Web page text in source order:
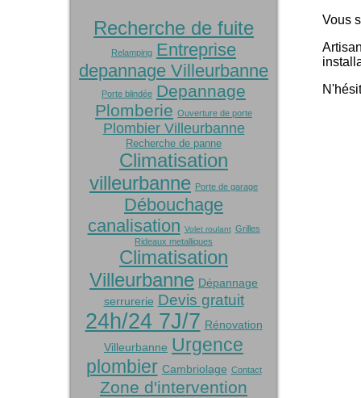
Recherche de fuite
Relamping Entreprise
depannage Villeurbanne
Porte blindée Depannage
Plomberie Ouverture de porte
Plombier Villeurbanne
Recherche de panne
Climatisation
villeurbanne Porte de garage
Débouchage
canalisation Volet roulant Grilles
Rideaux metalliques
Climatisation
Villeurbanne Dépannage
serrurerie Devis gratuit
24h/24 7J/7 Rénovation
Villeurbanne Urgence
plombier Cambriolage Contact
Zone d'intervention
Vous